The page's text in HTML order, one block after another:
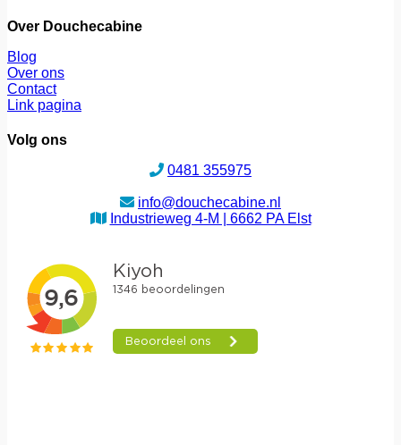
Over Douchecabine
Blog
Over ons
Contact
Link pagina
Volg ons
0481 355975
info@douchecabine.nl
Industrieweg 4-M | 6662 PA Elst